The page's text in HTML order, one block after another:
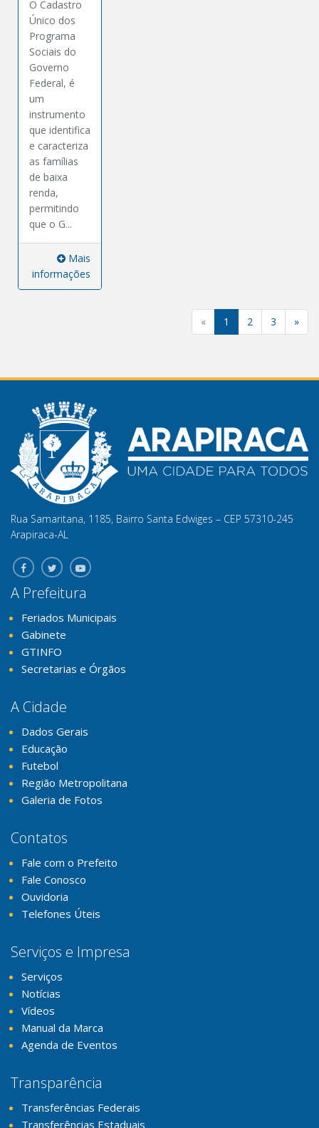
O Cadastro
Único dos
Programa
Sociais do
Governo
Federal, é
um
instrumento
que identifica
e caracteriza
as famílias
de baixa
renda,
permitindo
que o G...
Mais
informações
« 1 2 3 »
Rua Samaritana, 1185, Bairro Santa Edwiges – CEP 57310-245
Arapiraca-AL
A Prefeitura
Feriados Municipais
Gabinete
GTINFO
Secretarias e Órgãos
A Cidade
Dados Gerais
Educação
Futebol
Região Metropolitana
Galeria de Fotos
Contatos
Fale com o Prefeito
Fale Conosco
Ouvidoria
Telefones Úteis
Serviços e Impresa
Serviços
Notícias
Vídeos
Manual da Marca
Agenda de Eventos
Transparência
Transferências Federais
Transferências Estaduais